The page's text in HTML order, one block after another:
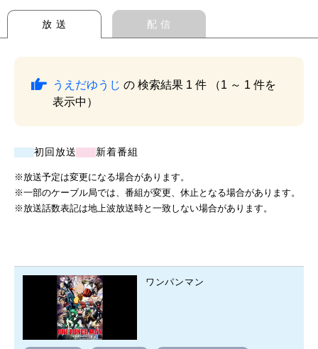
放 送 配 信
うえだゆうじ の 検索結果 1 件 （1 ～ 1 件を
表示中）
初回放送 新着番組
※放送予定は変更になる場合があります。
※一部のケーブル局では、番組が変更、休止となる場合があります。
※放送話数表記は地上波放送時と一致しない場合があります。
ワンパンマン